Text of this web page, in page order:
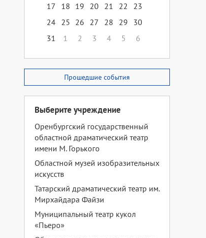
17
18 19 20 21 22
23
24 25 26 27 28 29
30
31
1 2 3 4 5 6
Прошедшие события
Выберите учреждение
Оренбургский государственный
областной драматический театр
имени М. Горького
Областной музей изобразительных
искусств
Татарский драматический театр им.
Мирхайдара Файзи
Муниципальный театр кукол
«Пьеро»